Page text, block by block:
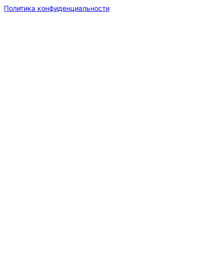
Политика конфиденциальности